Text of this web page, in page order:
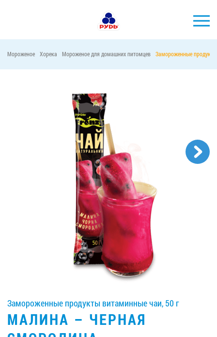
КОМПАНИЯ
ПОТРЕБИТЕЛЯМ
АКЦИИ
ПРЕСС-ЦЕНТР
ХОРЕКА
Тендерные закупки
Контакты
Вакансии
ЗАКАЗАТЬ ПРОДУКЦИЮ «РУДЬ»:
СТАТЬ ПАРТНЕРОМ
0412 48 28 17
Мороженое Хорека Мороженое для домашних питомцев Замороженные продукты
Замороженные продукты витаминные чаи, 50 г
МАЛИНА – ЧЕРНАЯ